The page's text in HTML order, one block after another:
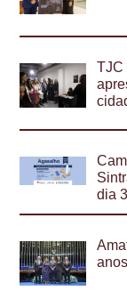
TJC
dia